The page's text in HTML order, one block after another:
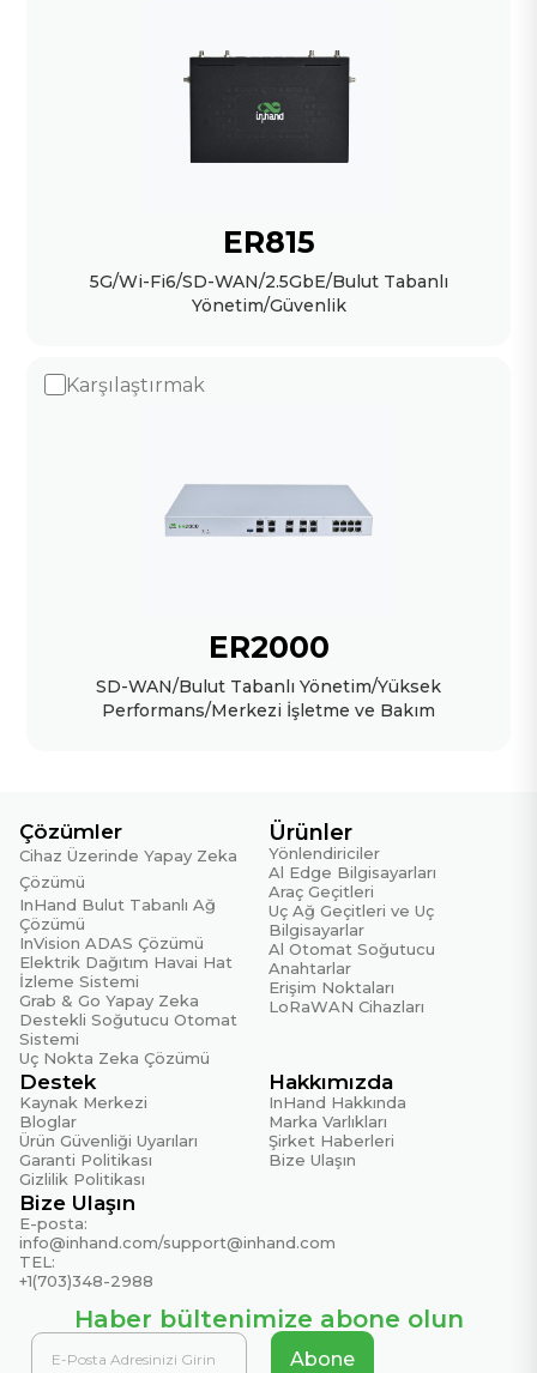
ER815
5G/Wi-Fi6/SD-WAN/2.5GbE/Bulut Tabanlı
Yönetim/Güvenlik
Karşılaştırmak
ER2000
SD-WAN/Bulut Tabanlı Yönetim/Yüksek
Performans/Merkezi İşletme ve Bakım
Çözümler
Cihaz Üzerinde Yapay Zeka
Çözümü
InHand Bulut Tabanlı Ağ
Çözümü
InVision ADAS Çözümü
Elektrik Dağıtım Havai Hat
İzleme Sistemi
Grab & Go Yapay Zeka
Destekli Soğutucu Otomat
Sistemi
Uç Nokta Zeka Çözümü
Ürünler
Yönlendiriciler
Al Edge Bilgisayarları
Araç Geçitleri
Uç Ağ Geçitleri ve Uç
Bilgisayarlar
Al Otomat Soğutucu
Anahtarlar
Erişim Noktaları
LoRaWAN Cihazları
Destek
Kaynak Merkezi
Bloglar
Ürün Güvenliği Uyarıları
Garanti Politikası
Gizlilik Politikası
Hakkımızda
InHand Hakkında
Marka Varlıkları
Şirket Haberleri
Bize Ulaşın
Bize Ulaşın
E-posta:
info@inhand.com/support@inhand.com
TEL:
+1(703)348-2988
Haber bültenimize abone olun
Abone